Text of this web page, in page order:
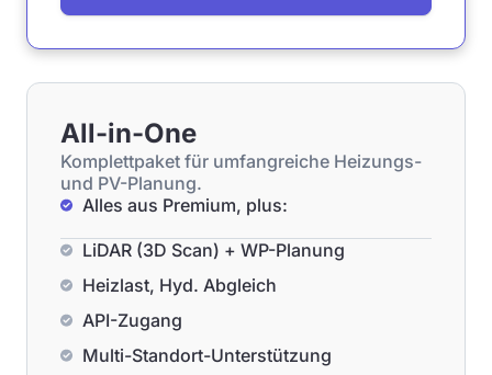
All-in-One
Komplettpaket für umfangreiche Heizungs-
und PV-Planung.
Alles aus Premium, plus:
LiDAR (3D Scan) + WP-Planung
Heizlast, Hyd. Abgleich
API-Zugang
Multi-Standort-Unterstützung